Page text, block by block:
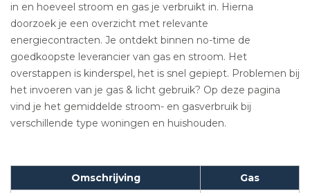
in en hoeveel stroom en gas je verbruikt in. Hierna
doorzoek je een overzicht met relevante
energiecontracten. Je ontdekt binnen no-time de
goedkoopste leverancier van gas en stroom. Het
overstappen is kinderspel, het is snel gepiept. Problemen bij
het invoeren van je gas & licht gebruik? Op deze pagina
vind je het gemiddelde stroom- en gasverbruik bij
verschillende type woningen en huishouden.
Omschrijving
Gas